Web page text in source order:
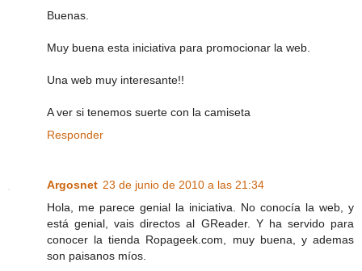
Buenas.
Muy buena esta iniciativa para promocionar la web.
Una web muy interesante!!
A ver si tenemos suerte con la camiseta
Responder
Argosnet 23 de junio de 2010 a las 21:34
Hola, me parece genial la iniciativa. No conocía la web, y
está genial, vais directos al GReader. Y ha servido para
conocer la tienda Ropageek.com, muy buena, y ademas
son paisanos míos.